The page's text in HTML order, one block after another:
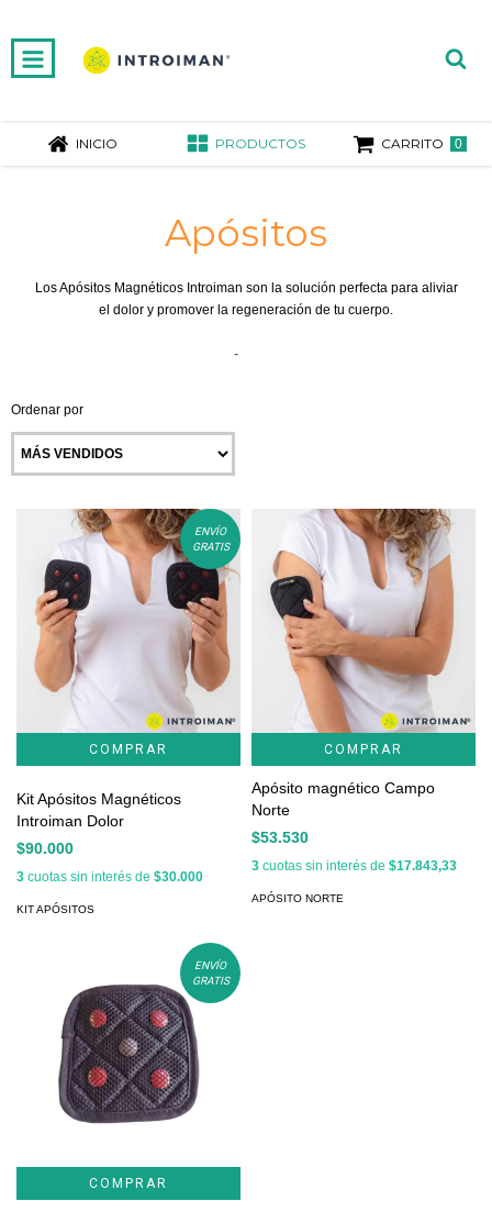
INICIO PRODUCTOS CARRITO 0
Apósitos
Los Apósitos Magnéticos Introiman son la solución perfecta para aliviar
el dolor y promover la regeneración de tu cuerpo.
-
Ordenar por
ENVÍO
GRATIS
Kit Apósitos Magnéticos
Introiman Dolor
$90.000
3 cuotas sin interés de $30.000
KIT APÓSITOS
COMPRAR
Apósito magnético Campo
Norte
$53.530
3 cuotas sin interés de $17.843,33
APÓSITO NORTE
ENVÍO
GRATIS
COMPRAR